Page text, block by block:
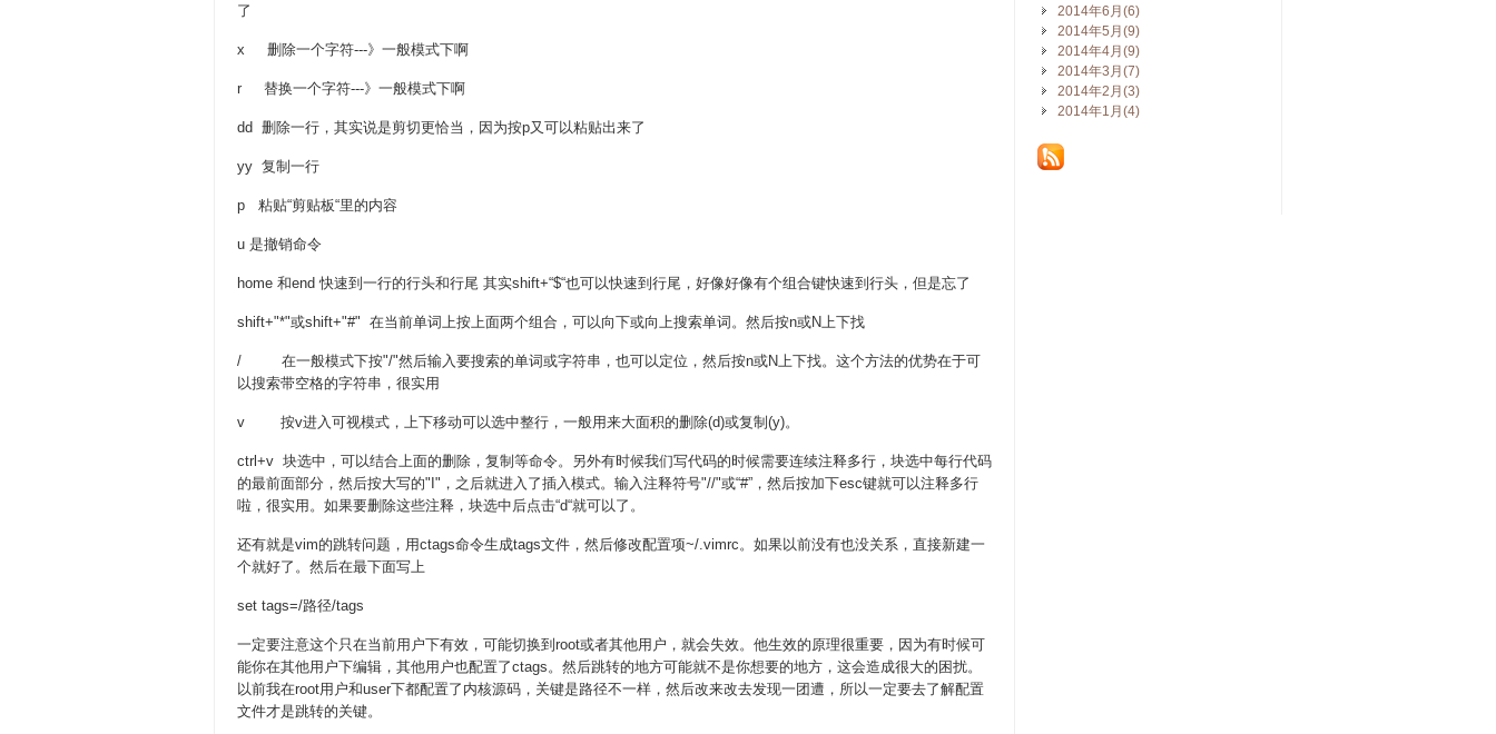
了
x 删除一个字符---》一般模式下啊
r 替换一个字符---》一般模式下啊
dd 删除一行，其实说是剪切更恰当，因为按p又可以粘贴出来了
yy 复制一行
p 粘贴“剪贴板“里的内容
u 是撤销命令
home 和end 快速到一行的行头和行尾 其实shift+“$“也可以快速到行尾，好像好像有个组合键快速到行头，但是忘了
shift+"*"或shift+"#" 在当前单词上按上面两个组合，可以向下或向上搜索单词。然后按n或N上下找
/ 在一般模式下按"/"然后输入要搜索的单词或字符串，也可以定位，然后按n或N上下找。这个方法的优势在于可
以搜索带空格的字符串，很实用
v 按v进入可视模式，上下移动可以选中整行，一般用来大面积的删除(d)或复制(y)。
ctrl+v 块选中，可以结合上面的删除，复制等命令。另外有时候我们写代码的时候需要连续注释多行，块选中每行代码
的最前面部分，然后按大写的"I"，之后就进入了插入模式。输入注释符号"//"或“#”，然后按加下esc键就可以注释多行
啦，很实用。如果要删除这些注释，块选中后点击“d“就可以了。
还有就是vim的跳转问题，用ctags命令生成tags文件，然后修改配置项~/.vimrc。如果以前没有也没关系，直接新建一
个就好了。然后在最下面写上
set tags=/路径/tags
一定要注意这个只在当前用户下有效，可能切换到root或者其他用户，就会失效。他生效的原理很重要，因为有时候可
能你在其他用户下编辑，其他用户也配置了ctags。然后跳转的地方可能就不是你想要的地方，这会造成很大的困扰。
以前我在root用户和user下都配置了内核源码，关键是路径不一样，然后改来改去发现一团遭，所以一定要去了解配置
文件才是跳转的关键。
2014年6月(6)
2014年5月(9)
2014年4月(9)
2014年3月(7)
2014年2月(3)
2014年1月(4)